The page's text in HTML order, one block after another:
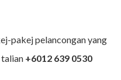
pakej pelancongan yang
+6012 639 0530